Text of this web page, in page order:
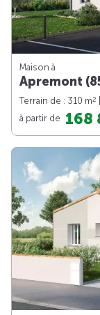
Maison à
Apremont
Terrain de : 310 m2
à partir de 168